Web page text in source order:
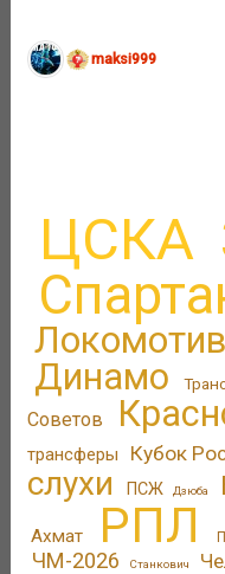
maksi999
ЦСКА
Локомотив
Динамо
Советов
трансферы
Кубок
слухи
ПСЖ Дзюба
Ахмат РПЛ
ЧМ-2026 Станкович